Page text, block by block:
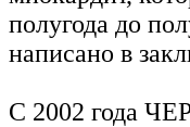
полугода до
написано в
С 2002 года